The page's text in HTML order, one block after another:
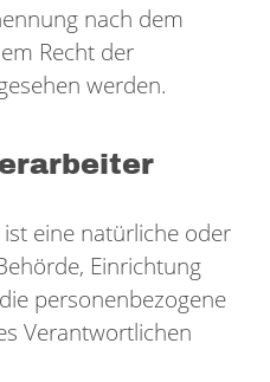
nach dem
Recht der
werden.
eine natürliche oder
Einrichtung
personenbezogene
Verantwortlichen